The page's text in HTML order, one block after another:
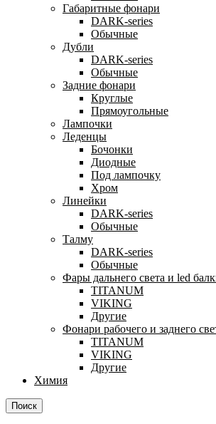
Габаритные фонари
DARK-series
Обычные
Дубли
DARK-series
Обычные
Задние фонари
Круглые
Прямоугольные
Лампочки
Леденцы
Бочонки
Диодные
Под лампочку
Хром
Линейки
DARK-series
Обычные
Талму
DARK-series
Обычные
Фары дальнего света и led
TITANUM
VIKING
Другие
Фонари рабочего и заднего
TITANUM
VIKING
Другие
Химия
Поиск